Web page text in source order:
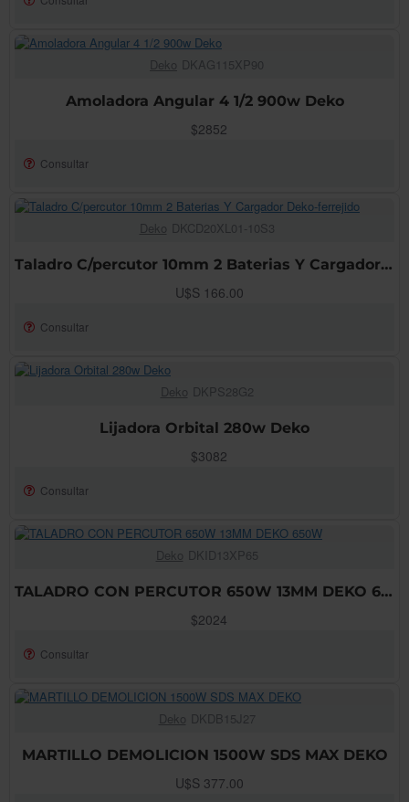
AGOTADO! Deko DKAG115XP90
Amoladora Angular 4 1/2 900w Deko
$2852
Consultar
AGOTADO! Deko DKCD20XL01-10S3
Taladro C/percutor 10mm 2 Baterias Y Cargador Deko-ferrejido
U$S 166.00
Consultar
Deko DKPS28G2
Lijadora Orbital 280w Deko
$3082
Consultar
AGOTADO! Deko DKID13XP65
TALADRO CON PERCUTOR 650W 13MM DEKO 650W
$2024
Consultar
AGOTADO! Deko DKDB15J27
MARTILLO DEMOLICION 1500W SDS MAX DEKO
U$S 377.00